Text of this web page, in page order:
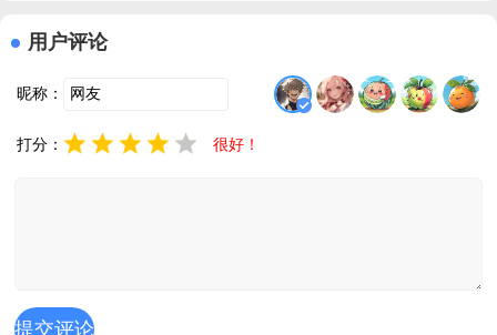
用户评论
昵称：
打分： 很好！